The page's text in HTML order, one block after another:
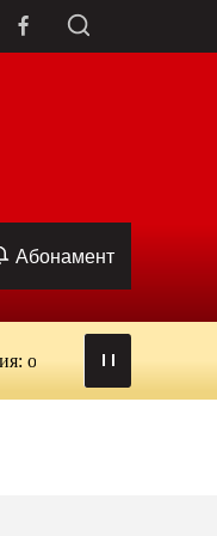
Абонамент
и ухапвания от